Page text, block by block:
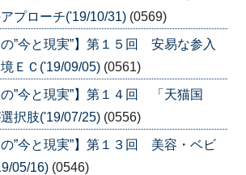
プローチ('19/10/31) (0569)
の”今と現実”】第１５回 安易な参入
ＥＣ('19/09/05) (0561)
の”今と現実”】第１４回 「天猫国
択肢('19/07/25) (0556)
の”今と現実”】第１３回 美容・ベビ
05/16) (0546)